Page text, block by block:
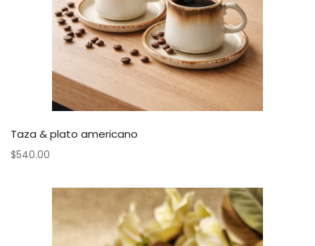
Taza & plato americano
$540.00